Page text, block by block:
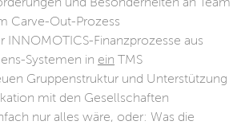
Carve-Out-Prozess
INNOMOTICS-Finanzprozesse aus
Systemen in ein TMS
Gruppenstruktur und Unterstützung
mit den Gesellschaften
nur alles wäre, oder: Was die